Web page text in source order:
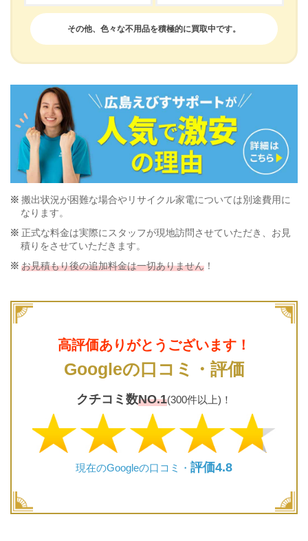
その他、色々な不用品を積極的に買取中です。
搬出状況が困難な場合やリサイクル家電については別途費用に
なります。
正式な料金は実際にスタッフが現地訪問させていただき、お見
積りをさせていただきます。
お見積もり後の追加料金は一切ありません！
高評価ありがとうございます！
Googleの口コミ・評価
クチコミ数NO.1(300件以上)！
現在のGoogleの口コミ・ 評価4.8